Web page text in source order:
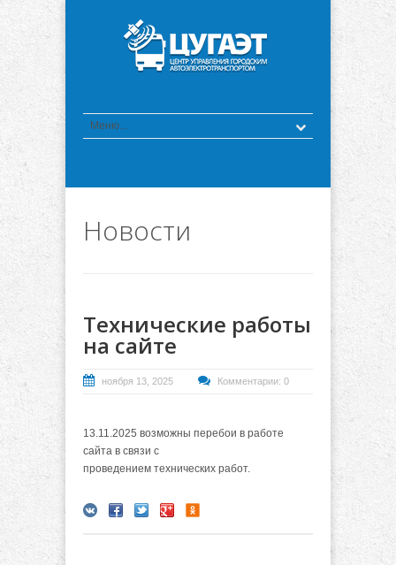
Новости
Технические работы
на сайте
ноября 13, 2025 Комментарии: 0
13.11.2025 возможны перебои в работе
сайта в связи с
проведением технических работ.